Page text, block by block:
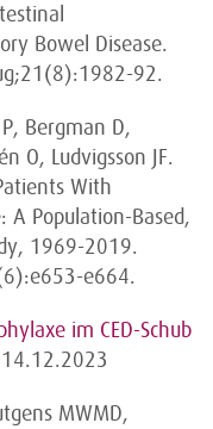
Bowel Disease.
92.
Bergman D,
O, Ludvigsson JF.
With
A Population-Based,
1969-2019.
e664.
im CED-Schub
MWMD,